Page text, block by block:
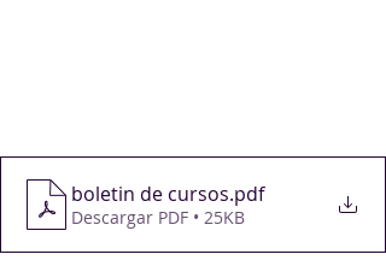
boletin de cursos.pdf
Descargar PDF • 25KB